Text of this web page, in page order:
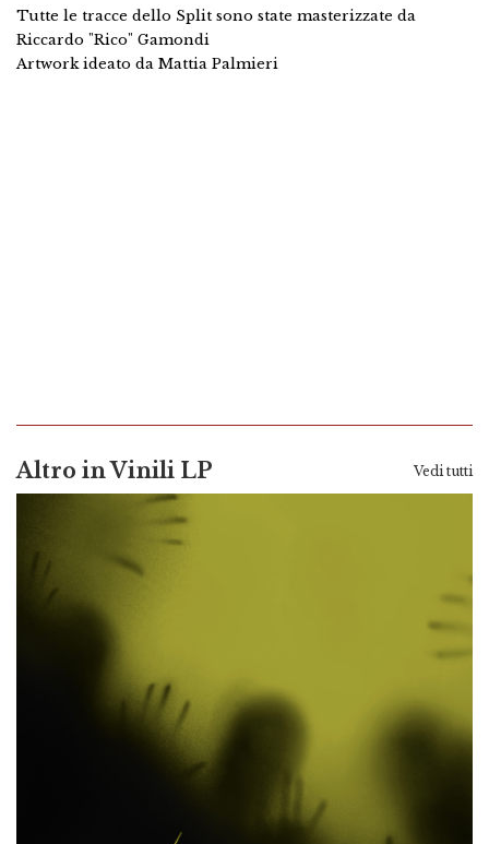
Tutte le tracce dello Split sono state masterizzate da
Riccardo "Rico" Gamondi
Artwork ideato da Mattia Palmieri
Altro in Vinili LP Vedi tutti